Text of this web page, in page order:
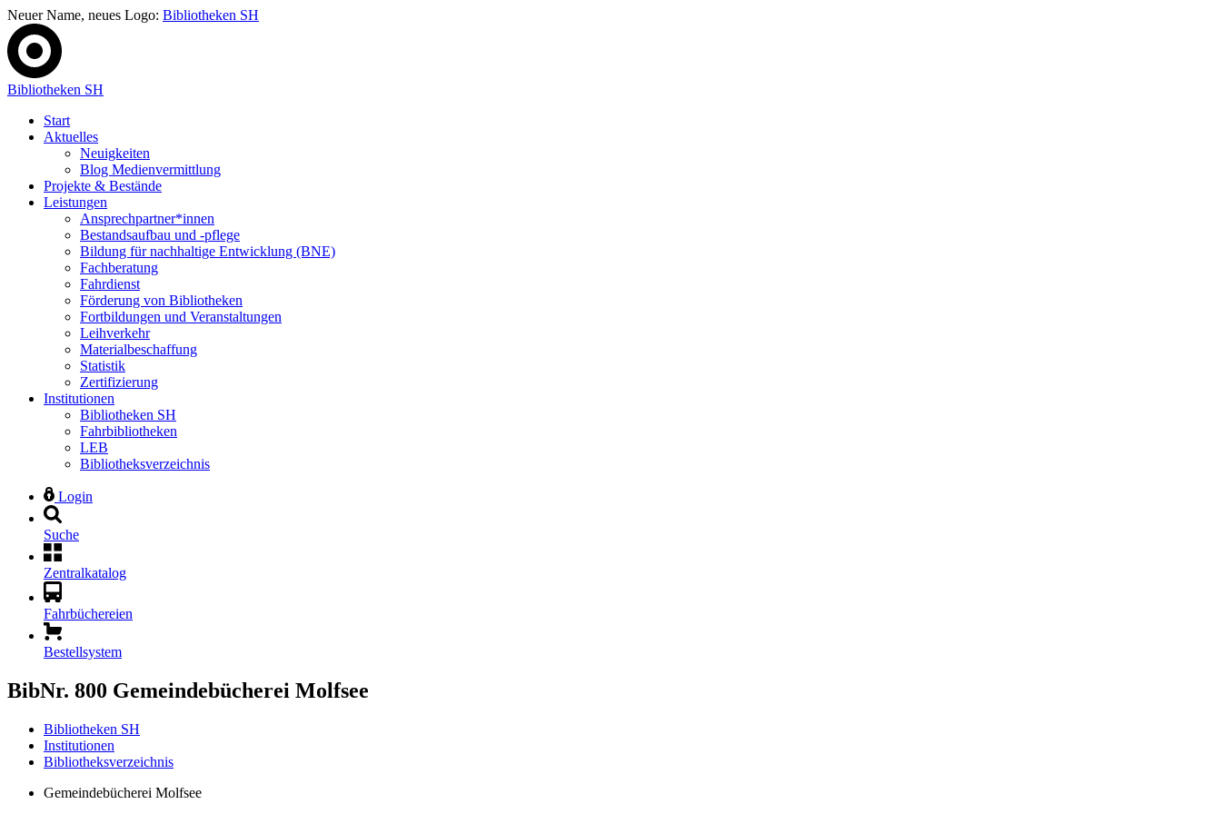
Neuer Name, neues Logo: Bibliotheken SH
Bibliotheken SH
Start
Aktuelles
Neuigkeiten
Blog Medienvermittlung
Projekte & Bestände
Leistungen
Ansprechpartner*innen
Bestandsaufbau und -pflege
Bildung für nachhaltige Entwicklung (BNE)
Fachberatung
Fahrdienst
Förderung von Bibliotheken
Fortbildungen und Veranstaltungen
Leihverkehr
Materialbeschaffung
Statistik
Zertifizierung
Institutionen
Bibliotheken SH
Fahrbibliotheken
LEB
Bibliotheksverzeichnis
Login
Suche
Zentralkatalog
Fahrbüchereien
Bestellsystem
BibNr. 800 Gemeindebücherei Molfsee
Bibliotheken SH
Institutionen
Bibliotheksverzeichnis
Gemeindebücherei Molfsee